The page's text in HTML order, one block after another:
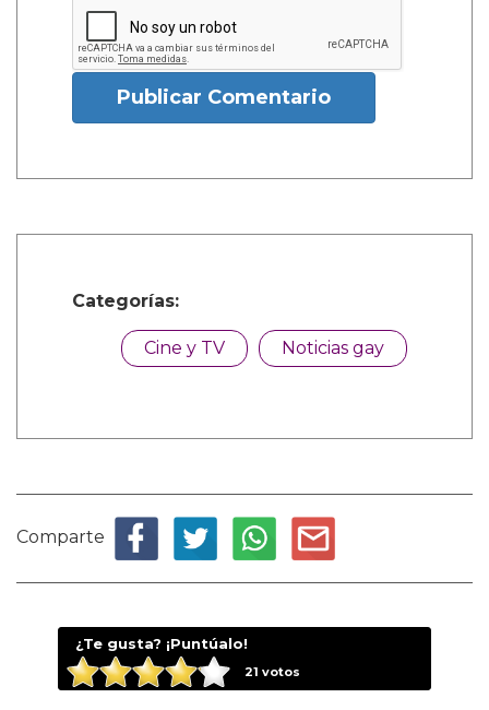
Publicar Comentario
Categorías:
Cine y TV Noticias gay
Comparte
¿Te gusta? ¡Puntúalo!
21 votos